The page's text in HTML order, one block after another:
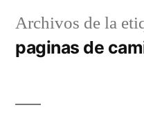
Archivos de la
paginas de